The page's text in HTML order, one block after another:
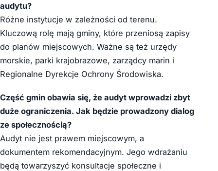
audytu?
Różne instytucje w zależności od terenu.
Kluczową rolę mają gminy, które przeniosą zapisy
do planów miejscowych. Ważne są też urzędy
morskie, parki krajobrazowe, zarządcy marin i
Regionalne Dyrekcje Ochrony Środowiska.
Część gmin obawia się, że audyt wprowadzi zbyt
duże ograniczenia. Jak będzie prowadzony dialog
ze społecznością?
Audyt nie jest prawem miejscowym, a
dokumentem rekomendacyjnym. Jego wdrażaniu
będą towarzyszyć konsultacje społeczne i